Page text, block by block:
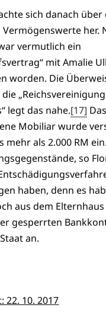
sich danach über
her.
vermutlich ein
mit Amalie
worden. Die
die
legt das nahe.[17] Das
Mobiliar wurde
mehr als 2.000 RM
so
haben, denn es
aus dem
gesperrten
an.
22. 10. 2017